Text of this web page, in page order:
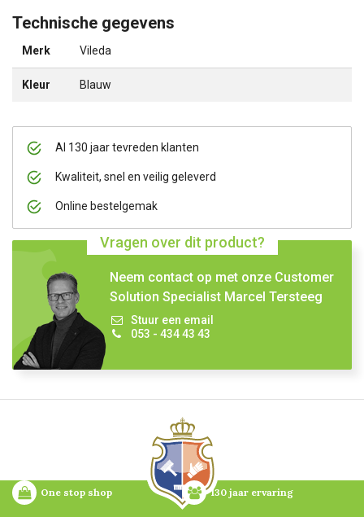
Al 130 jaar tevreden klanten
Kwaliteit, snel en veilig geleverd
Online bestelgemak
Vragen over dit product?
Neem contact op met onze Customer
Solution Specialist Marcel Tersteeg
Stuur een email
053 - 434 43 43
Technische gegevens
Merk Vileda
Kleur Blauw
One stop shop 130 jaar ervaring